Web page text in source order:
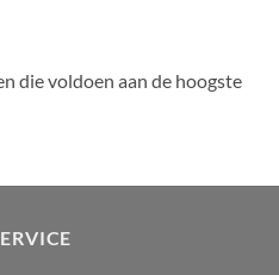
die voldoen aan de hoogste